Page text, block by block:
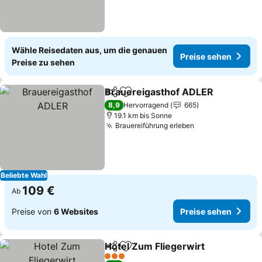
Wähle Reisedaten aus, um die genauen
Preise zu sehen
Preise sehen
Beliebte Wahl
TeilenZu Favoriten hinzufügen
Brauereigasthof ADLER
8,9 Hervorragend
665
19.1 km bis Sonne
Brauereiführung erleben
Ab 109 €
Preise von 6 Websites Preise sehen
TeilenZu Favoriten hinzufügen
Hotel Zum Fliegerwirt
3 Sterne